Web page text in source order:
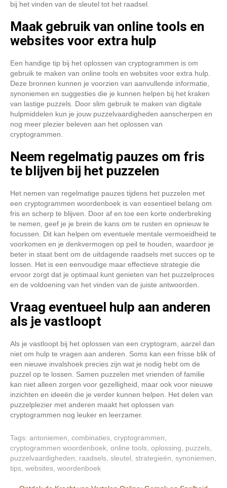
bij het vinden van de sleutel tot het raadsel.
Maak gebruik van online tools en
websites voor extra hulp
Een handige tip bij het oplossen van cryptogrammen is om
gebruik te maken van online tools en websites voor extra hulp.
Deze bronnen kunnen je voorzien van aanvullende informatie,
synoniemen en suggesties die je kunnen helpen bij het kraken
van lastige puzzels. Door slim gebruik te maken van digitale
hulpmiddelen kun je jouw puzzelvaardigheden aanscherpen en
nog meer plezier beleven aan het oplossen van
cryptogrammen.
Neem regelmatig pauzes om fris
te blijven bij het puzzelen
Het nemen van regelmatige pauzes tijdens het puzzelen met
een cryptogrammen woordenboek is van essentieel belang om
fris en scherp te blijven. Door af en toe een korte onderbreking
te nemen, geef je je brein de kans om te rusten en opnieuw te
focussen. Dit kan helpen om eventuele mentale vermoeidheid te
voorkomen en je denkvermogen op peil te houden, waardoor je
beter in staat bent om de uitdagende raadsels met succes op te
lossen. Het is een eenvoudige maar effectieve strategie die
ervoor zorgt dat je optimaal kunt genieten van het puzzelproces
en de voldoening van het vinden van de juiste antwoorden.
Vraag eventueel hulp aan anderen
als je vastloopt
Als je vastloopt bij het oplossen van een cryptogram, aarzel dan
niet om hulp te vragen aan anderen. Soms kan een frisse blik of
een nieuwe invalshoek precies zijn wat je nodig hebt om de
puzzel op te lossen. Samen puzzelen met vrienden of familie
kan niet alleen zorgen voor gezelligheid, maar ook voor nieuwe
inzichten en ideeën die je verder kunnen helpen. Het delen van
puzzelplezier met anderen maakt het oplossen van
cryptogrammen nog leuker en leerzamer.
Tags: antoniemen combinaties cryptogrammen
cryptogrammen woordenboek online tools oplossing puzzels
puzzelvaardigheden
raadsels sleutel strategieën synoniemen
tips websites woordenboek